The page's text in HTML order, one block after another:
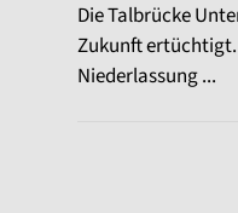
Die Talbrücke
Zukunft
Niederlassung ...